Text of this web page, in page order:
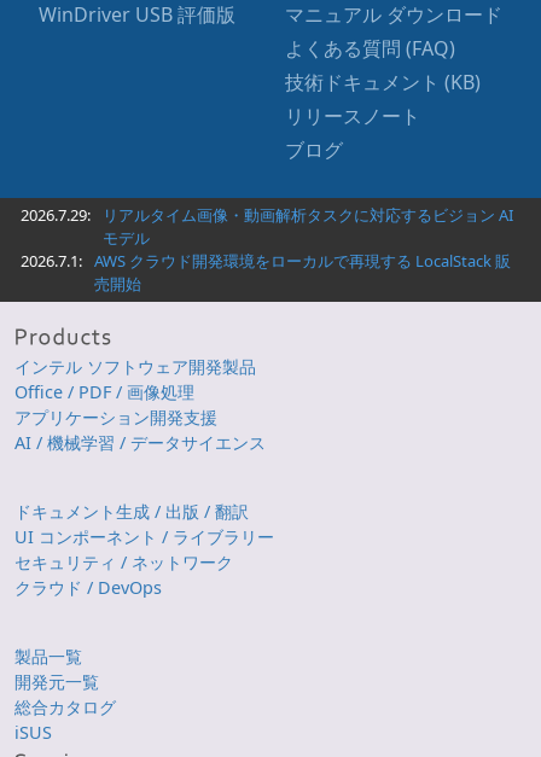
WinDriver USB 評価版
マニュアル ダウンロード
よくある質問 (FAQ)
技術ドキュメント (KB)
リリースノート
ブログ
2026.7.29:
リアルタイム画像・動画解析タスクに対応するビジョン AI
モデル
2026.7.1: AWS クラウド開発環境をローカルで再現する LocalStack 販
売開始
インテル ソフトウェア開発製品
Office / PDF / 画像処理
アプリケーション開発支援
AI / 機械学習 / データサイエンス
ドキュメント生成 / 出版 / 翻訳
UI コンポーネント / ライブラリー
セキュリティ / ネットワーク
クラウド / DevOps
製品一覧
開発元一覧
総合カタログ
iSUS